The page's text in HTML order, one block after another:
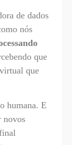
de dados
nós
que
que
humana. E
novos